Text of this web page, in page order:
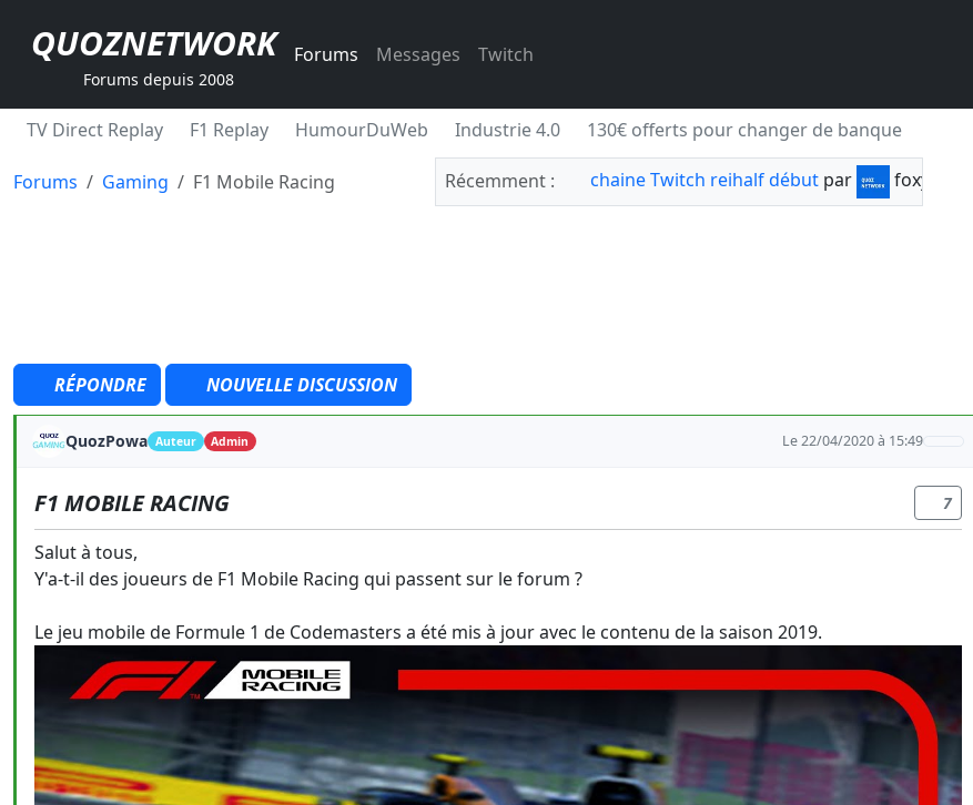
QUOZNETWORK
Forums depuis 2008
Forums Messages Twitch
TV Direct Replay F1 Replay HumourDuWeb Industrie 4.0 130€ offerts pour changer de banque
Forums Gaming F1 Mobile Racing Récemment : chaine Twitch reihalf début par foxylabnyy
RÉPONDRE NOUVELLE DISCUSSION
QuozPowa Auteur Admin Le 22/04/2020 à 15:49
F1 MOBILE RACING 7
Salut à tous,
Y'a-t-il des joueurs de F1 Mobile Racing qui passent sur le forum ?
Le jeu mobile de Formule 1 de Codemasters a été mis à jour avec le contenu de la saison 2019.